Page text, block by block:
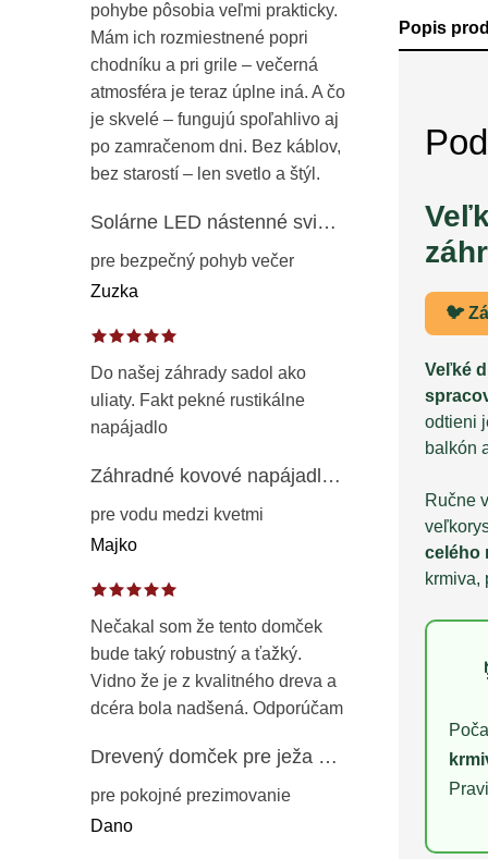
pohybe pôsobia veľmi prakticky.
Mám ich rozmiestnené popri
chodníku a pri grile – večerná
atmosféra je teraz úplne iná. A čo
je skvelé – fungujú spoľahlivo aj
po zamračenom dni. Bez káblov,
bez starostí – len svetlo a štýl.
Solárne LED nástenné svietidlo s pohybovým a súmrakovým senzorom – vonkajšie fasádne osvetlenie IP65
pre bezpečný pohyb večer
Zuzka
Do našej záhrady sadol ako
uliaty. Fakt pekné rustikálne
napájadlo
Záhradné kovové napájadlo pre vtáky 8 cm / 104 cm – dekorácia z patinovanej ocele v prírodnej hrdzi
pre vodu medzi kvetmi
Majko
Nečakal som že tento domček
bude taký robustný a ťažký.
Vidno že je z kvalitného dreva a
dcéra bola nadšená. Odporúčam
Drevený domček pre ježa – záhradný úkryt z opaľovaného dreva s vodoodolnou strechou 50 cm
pre pokojné prezimovanie
Dano
Popis
🐦
Veľké
odtieni
balkón
Ručne
celého
krmiva,